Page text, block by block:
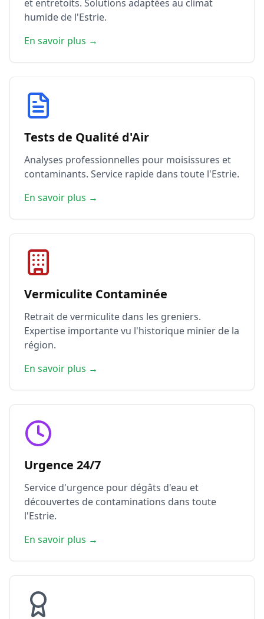
et entretoits. Solutions adaptées au climat
humide de l'Estrie.
En savoir plus →
Tests de Qualité d'Air
Analyses professionnelles pour moisissures et
contaminants. Service rapide dans toute l'Estrie.
En savoir plus →
Vermiculite Contaminée
Retrait de vermiculite dans les greniers.
Expertise importante vu l'historique minier de la
région.
En savoir plus →
Urgence 24/7
Service d'urgence pour dégâts d'eau et
découvertes de contaminations dans toute
l'Estrie.
En savoir plus →